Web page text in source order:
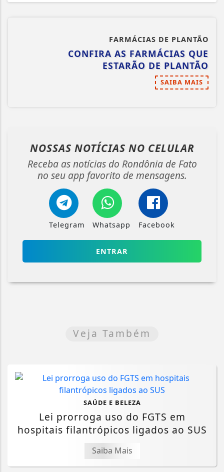
FARMÁCIAS DE PLANTÃO
CONFIRA AS FARMÁCIAS QUE
ESTARÃO DE PLANTÃO
SAIBA MAIS
NOSSAS NOTÍCIAS NO CELULAR
Receba as notícias do Rondônia de Fato
no seu app favorito de mensagens.
Telegram Whatsapp Facebook
ENTRAR
Veja Também
SAÚDE E BELEZA
Lei prorroga uso do FGTS em
hospitais filantrópicos ligados ao SUS
Saiba Mais